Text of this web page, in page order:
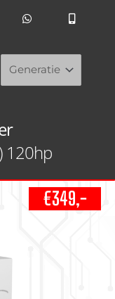
120hp
€349,-